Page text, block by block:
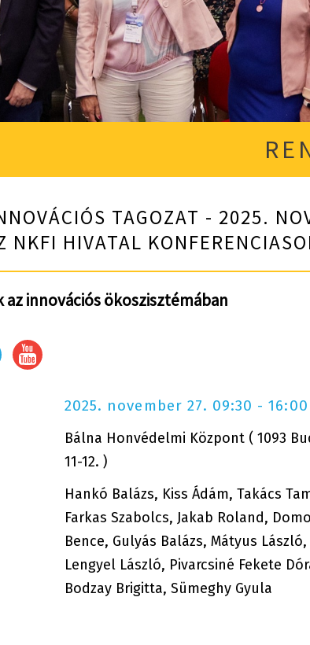
TAGOZAT - 2025.
NKFI HIVATAL
az innovációs ökoszisztémában
2025. november 27. 09:30 - 16:00
Bálna Honvédelmi Központ ( 1093
11-12. )
Hankó Balázs, Kiss Ádám, Takács
Farkas Szabolcs, Jakab Roland,
Bence, Gulyás Balázs, Mátyus
Lengyel László, Pivarcsiné Fekete
Bodzay Brigitta, Sümeghy Gyula